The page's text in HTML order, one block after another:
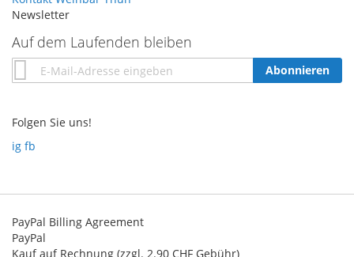
Newsletter
Auf dem Laufenden bleiben
Annmeldung
zum
Abonnieren
Folgen Sie uns!
ig fb
PayPal Billing Agreement
PayPal
Kauf auf Rechnung (zzgl. 2.90 CHF Gebühr)